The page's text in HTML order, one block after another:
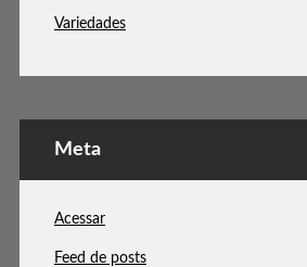
Variedades
Meta
Acessar
Feed de posts